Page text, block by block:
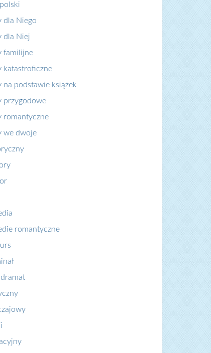
dla Niego
dla Niej
familijne
katastroficzne
na podstawie książek
przygodowe
romantyczne
we dwoje
romantyczne